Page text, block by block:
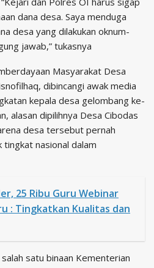
dana desa. Saya menduga
desa yang dilakukan oknum-
jawab,” tukasnya
Masyarakat Desa
dibincangi awak media
kepala desa gelombang ke-
alasan dipilihnya Desa Cibodas
desa tersebut pernah
nasional dalam
25 Ribu Guru Webinar
: Tingkatkan Kualitas dan
satu binaan Kementerian